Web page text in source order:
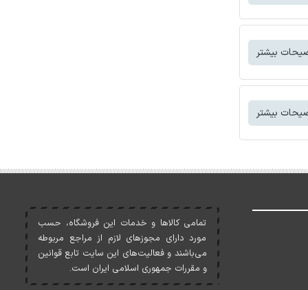
بیشتر
بیشتر
تمامی کالاها و خدمات اين فروشگاه، حسب
مورد دارای مجوزهای لازم از مراجع مربوطه
می‌باشند و فعاليت‌های اين سايت تابع قوانين
و مقررات جمهوری اسلامی ايران است.